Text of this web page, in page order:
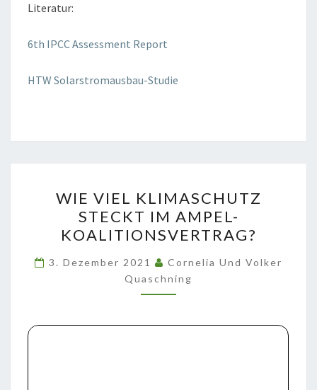
Literatur:
6th IPCC Assessment Report
HTW Solarstromausbau-Studie
VIEL
KLIMASCHUTZ
STECKT
IM
AMPEL-
KOALITIONSVERTRAG?
WIE VIEL KLIMASCHUTZ
STECKT IM AMPEL-
KOALITIONSVERTRAG?
3. Dezember 2021
Cornelia Und Volker
Quaschning